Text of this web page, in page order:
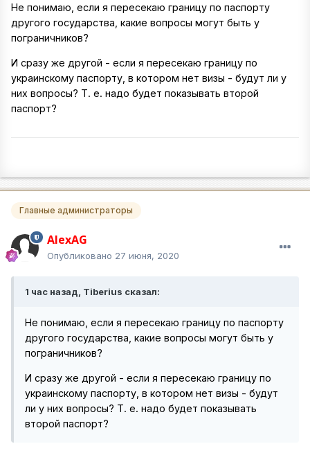
Не понимаю, если я пересекаю границу по паспорту
другого государства, какие вопросы могут быть у
пограничников?
И сразу же другой - если я пересекаю границу по
украинскому паспорту, в котором нет визы - будут ли у
них вопросы? Т. е. надо будет показывать второй
паспорт?
Главные администраторы
AlexAG
Опубликовано 27 июня, 2020
1 час назад, Tiberius сказал:
Не понимаю, если я пересекаю границу по паспорту
другого государства, какие вопросы могут быть у
пограничников?
И сразу же другой - если я пересекаю границу по
украинскому паспорту, в котором нет визы - будут
ли у них вопросы? Т. е. надо будет показывать
второй паспорт?